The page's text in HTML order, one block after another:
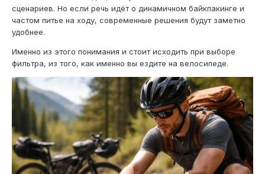
сценариев. Но если речь идёт о динамичном байкпакинге и
частом питье на ходу, современные решения будут заметно
удобнее.
Именно из этого понимания и стоит исходить при выборе
фильтра, из того, как именно вы ездите на велосипеде.